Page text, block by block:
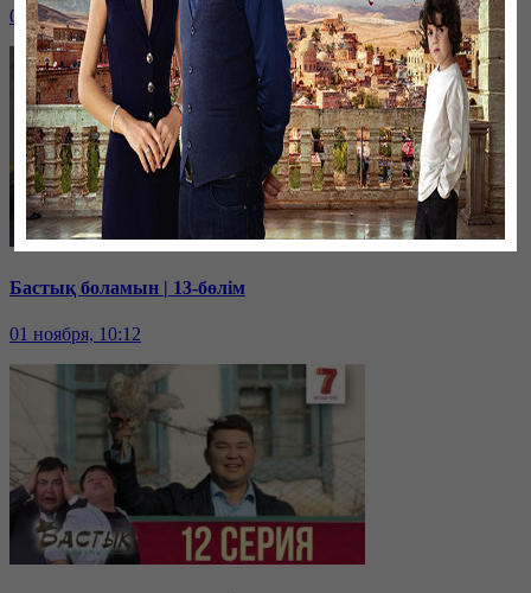
01 ноября, 10:14
Бастық боламын | 13-бөлім
01 ноября, 10:12